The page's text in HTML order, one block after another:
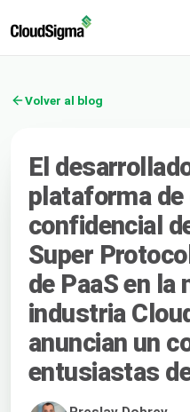
Volver al blog
El
plataforma
confidencial
Super
de PaaS en la
industria
anuncian un
entusiastas